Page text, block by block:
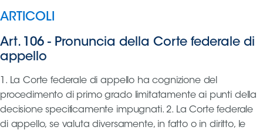
Social media
ARTICOLI
Art. 106 - Pronuncia della Corte federale di
appello
1. La Corte federale di appello ha cognizione del
procedimento di primo grado limitatamente ai punti della
decisione specificamente impugnati. 2. La Corte federale
di appello, se valuta diversamente, in fatto o in diritto, le